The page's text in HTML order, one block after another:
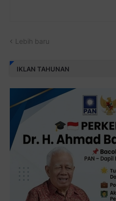
Lebih baru
IKLAN TAHUNAN